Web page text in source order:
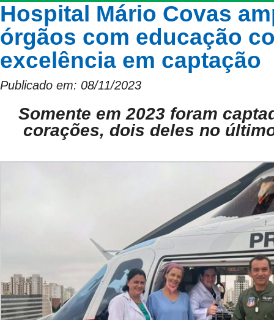
Hospital Mário Covas
órgãos com educação
excelência em captação
Publicado em: 08/11/2023
Somente em 2023 foram
corações, dois deles no